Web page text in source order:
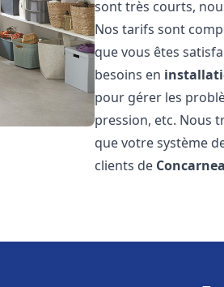
sont très courts,
Nos tarifs sont
que vous êtes
besoins en
pour gérer les
pression, etc. Nous
que votre système
clients de